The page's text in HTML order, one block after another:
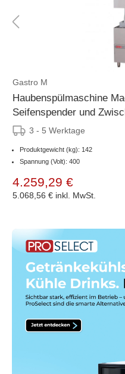
Gastro M
Haubenspülmaschine
Seifenspender und
500x500mm - 880x750mm
3 - 5 Werktage
Produktgewicht (kg): 142
Spannung (Volt): 400
4.259,29 €
5.068,56 € inkl. MwSt.